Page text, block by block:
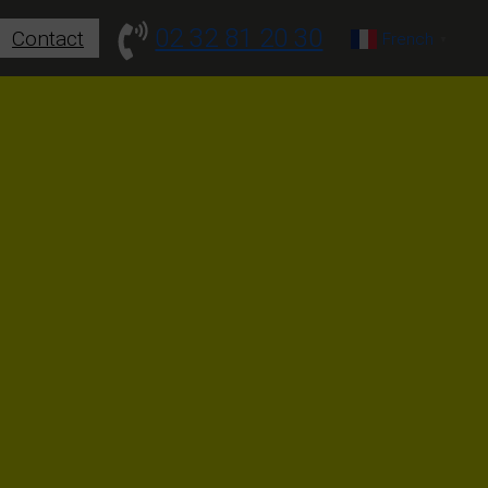
Contact 02 32 81 20 30 French